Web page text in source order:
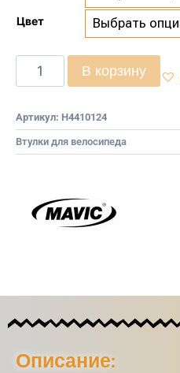
Цвет
В корзину
Артикул: H4410124
Втулки для велосипеда
Описание: